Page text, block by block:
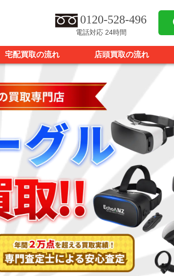
0120-528-496
電話対応 24時間
宅配買取の流れ 店頭買取の流れ